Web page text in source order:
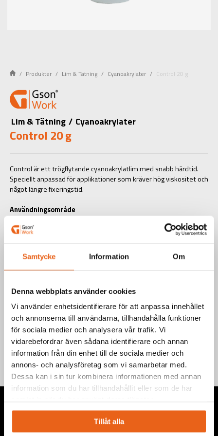
Samtycke Information Om
Denna webbplats använder cookies
Vi använder enhetsidentifierare för att anpassa innehållet
och annonserna till användarna, tillhandahålla funktioner
för sociala medier och analysera vår trafik. Vi
vidarebefordrar även sådana identifierare och annan
information från din enhet till de sociala medier och
annons- och analysföretag som vi samarbetar med.
Dessa kan i sin tur kombinera informationen med annan
information som du har tillhandahållit eller som de har
Tillåt alla
Produkter Lim & Tätning Cyanoakrylater Control 20 g
Lim & Tätning / Cyanoakrylater
Control 20 g
Control är ett trögflytande cyanoakrylatlim med snabb härdtid.
Speciellt anpassad för applikationer som kräver hög viskositet och
något längre fixeringstid.
Användningsområde
keramik m.m.
Art.nr.: L222
EAN-kod: 7340090210068
Teknisk information
Information